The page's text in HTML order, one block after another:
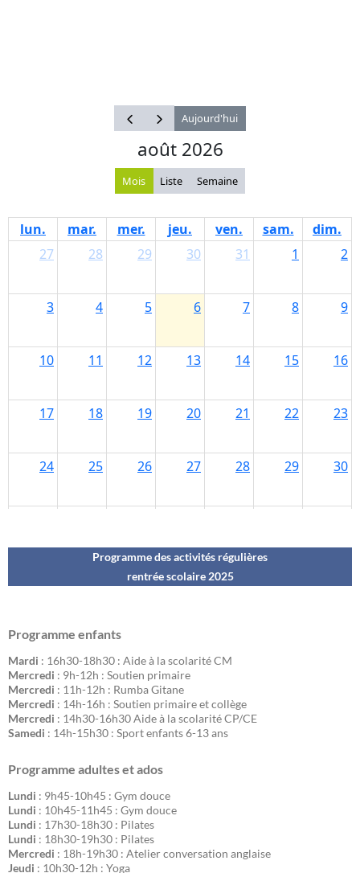
Programme des activités régulières
rentrée scolaire 2025
Programme enfants
Mardi : 16h30-18h30 : Aide à la scolarité CM
Mercredi : 9h-12h : Soutien primaire
Mercredi : 11h-12h : Rumba Gitane
Mercredi : 14h-16h : Soutien primaire et collège
Mercredi : 14h30-16h30 Aide à la scolarité CP/CE
Samedi : 14h-15h30 : Sport enfants 6-13 ans
Programme adultes et ados
Lundi : 9h45-10h45 : Gym douce
Lundi : 10h45-11h45 : Gym douce
Lundi : 17h30-18h30 : Pilates
Lundi : 18h30-19h30 : Pilates
Mercredi : 18h-19h30 : Atelier conversation anglaise
Jeudi : 10h30-12h : Yoga